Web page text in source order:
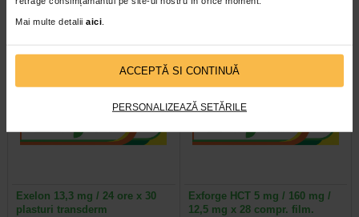
Mai multe detalii aici
ACCEPTĂ SI CONTINUĂ
PERSONALIZEAZĂ SETĂRILE
Exelon 13,3 mg / 24 ore x 30
plasturi transderm
Exforge HCT 5 mg / 160 mg /
12,5 mg x 28 compr. film.